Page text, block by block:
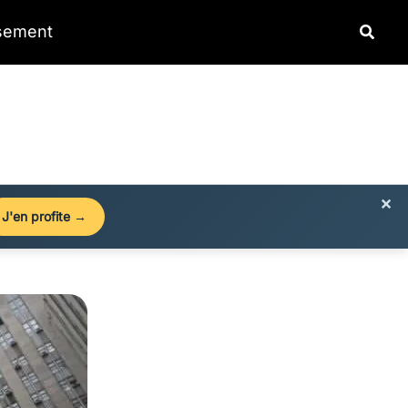
×
J'en profite →